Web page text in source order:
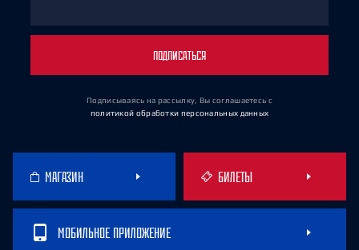
ПОДПИСАТЬСЯ
Подписываясь на рассылку, Вы соглашаетесь с
политикой обработки персональных данных
МАГАЗИН БИЛЕТЫ
МОБИЛЬНОЕ ПРИЛОЖЕНИЕ